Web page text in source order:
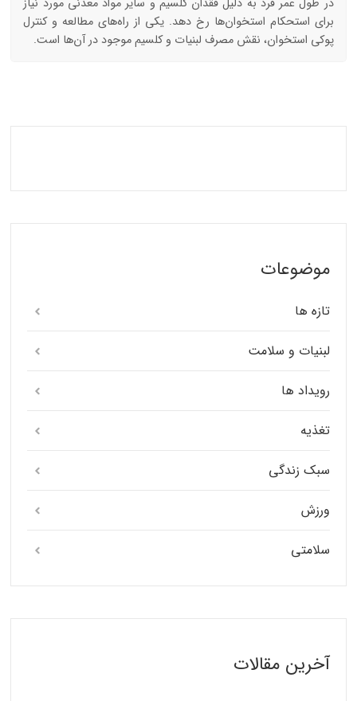
برای استحکام استخوان‌ها رخ دهد. یکی از راه‌های مطالعه و کنترل
پوکی استخوان، نقش مصرف لبنیات و کلسیم موجود در آن‌ها است.
موضوعات
تازه ها
لبنیات و سلامت
رویداد ها
تغذیه
سبک زندگی
ورزش
سلامتی
آخرین مقالات